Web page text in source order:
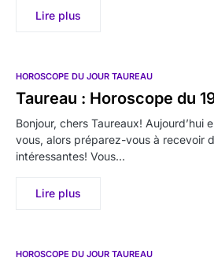
Lire plus
HOROSCOPE DU JOUR TAUREAU
Taureau : Horoscope du
Bonjour, chers Taureaux! Aujourd’hui
vous, alors préparez-vous à recevoir
intéressantes! Vous…
Lire plus
HOROSCOPE DU JOUR TAUREAU